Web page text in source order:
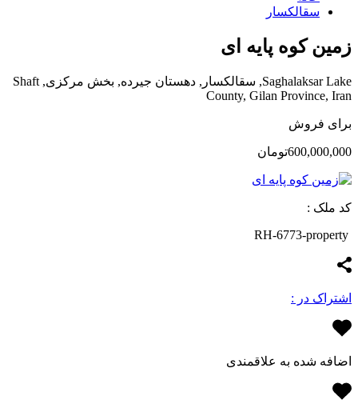
سقالکسار
زمین کوه پایه ای
Saghalaksar Lake, سقالکسار, دهستان جیرده, بخش مرکزی, Shaft
County, Gilan Province, Iran
برای فروش
600,000,000تومان
کد ملک :
اشتراک در :
اضافه شده به علاقمندی